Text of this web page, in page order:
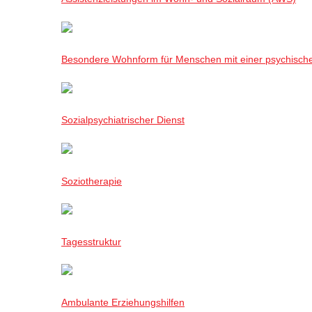
Besondere Wohnform für Menschen mit einer
Sozialpsychiatrischer Dienst
Soziotherapie
Tagesstruktur
Ambulante Erziehungshilfen